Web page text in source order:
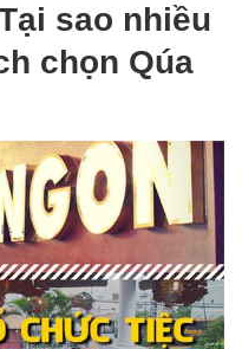
sao nhiều
chọn Qúa